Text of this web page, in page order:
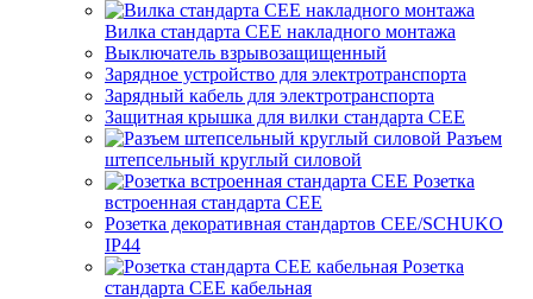
Вилка стандарта CEE накладного монтажа
Выключатель взрывозащищенный
Зарядное устройство для электротранспорта
Зарядный кабель для электротранспорта
Защитная крышка для вилки стандарта CEE
Разъем
штепсельный круглый силовой
Розетка
встроенная стандарта CEE
Розетка декоративная стандартов CEE/SCHUKO
IP44
Розетка
стандарта СЕЕ кабельная